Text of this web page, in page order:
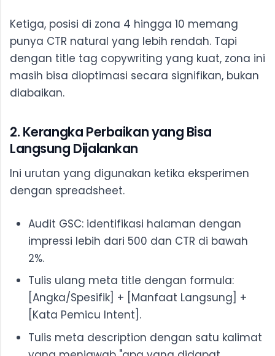
Ketiga, posisi di zona 4 hingga 10 memang
punya CTR natural yang lebih rendah. Tapi
dengan title tag copywriting yang kuat, zona ini
masih bisa dioptimasi secara signifikan, bukan
diabaikan.
2. Kerangka Perbaikan yang Bisa
Langsung Dijalankan
Ini urutan yang digunakan ketika eksperimen
dengan spreadsheet.
Audit GSC: identifikasi halaman dengan
impressi lebih dari 500 dan CTR di bawah
2%.
Tulis ulang meta title dengan formula:
[Angka/Spesifik] + [Manfaat Langsung] +
[Kata Pemicu Intent].
Tulis meta description dengan satu kalimat